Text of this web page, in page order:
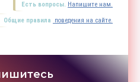
Есть вопросы. Напишите нам.
Общие правила поведения на сайте.